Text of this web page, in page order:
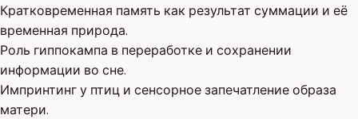
Кратковременная память как результат суммации и её
временная природа.
Роль гиппокампа в переработке и сохранении
информации во сне.
Импринтинг у птиц и сенсорное запечатление образа
матери.